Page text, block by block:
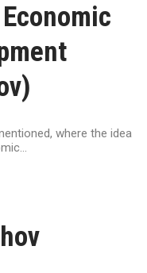
where the idea